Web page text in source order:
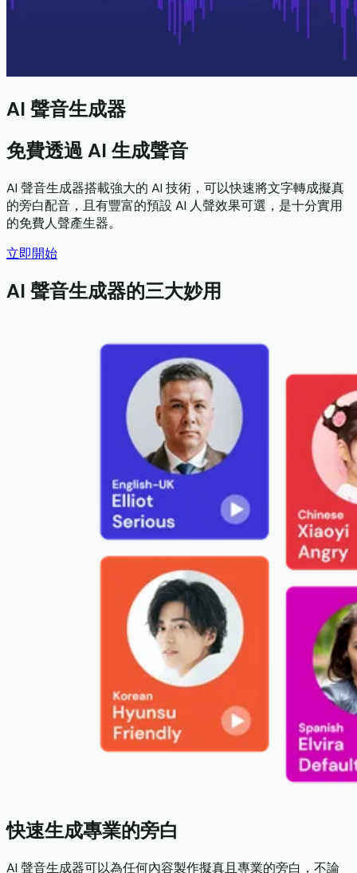
AI 聲音生成器
免費透過 AI 生成聲音
AI 聲音生成器搭載強大的 AI 技術，可以快速將文字轉成擬真
的旁白配音，且有豐富的預設 AI 人聲效果可選，是十分實用
的免費人聲產生器。
立即開始
AI 聲音生成器的三大妙用
快速生成專業的旁白
AI 聲音生成器可以為任何內容製作擬真且專業的旁白，不論